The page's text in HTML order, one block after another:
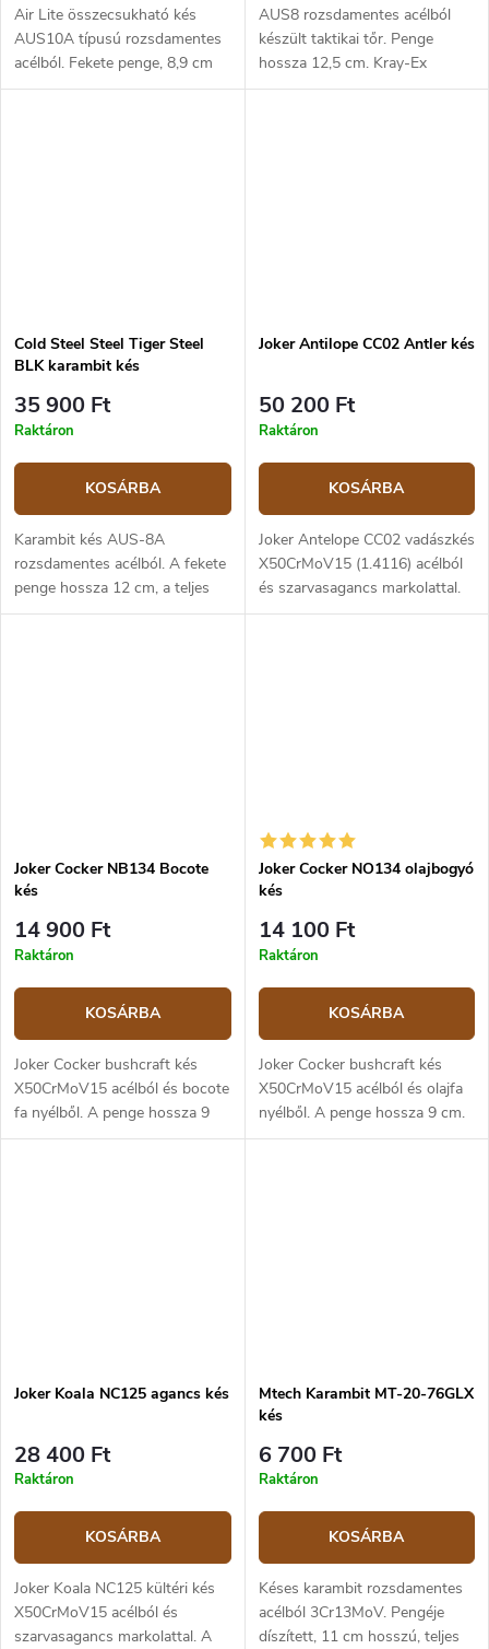
Air Lite összecsukható kés
AUS10A típusú rozsdamentes
acélból. Fekete penge, 8,9 cm
hosszú. Markolat G10, olíva
AUS8 rozsdamentes acélból
készült taktikai tőr. Penge
hossza 12,5 cm. Kray-Ex
markolat, Secure-Ex tok.
Cold Steel Steel Tiger Steel
BLK karambit kés
35 900 Ft
Raktáron
KOSÁRBA
Karambit kés AUS-8A
rozsdamentes acélból. A fekete
penge hossza 12 cm, a teljes
hossz 23 cm. A markolat fekete
Joker Antilope CC02 Antler kés
50 200 Ft
Raktáron
KOSÁRBA
Joker Antelope CC02 vadászkés
X50CrMoV15 (1.4116) acélból
és szarvasagancs markolattal.
A penge hossza 19,5 cm.
Joker Cocker NB134 Bocote
kés
14 900 Ft
Raktáron
KOSÁRBA
Joker Cocker bushcraft kés
X50CrMoV15 acélból és bocote
fa nyélből. A penge hossza 9
cm.
Joker Cocker NO134 olajbogyó
kés
14 100 Ft
Raktáron
KOSÁRBA
Joker Cocker bushcraft kés
X50CrMoV15 acélból és olajfa
nyélből. A penge hossza 9 cm.
Joker Koala NC125 agancs kés
28 400 Ft
Raktáron
KOSÁRBA
Joker Koala NC125 kültéri kés
X50CrMoV15 acélból és
szarvasagancs markolattal. A
Mtech Karambit MT-20-76GLX
kés
6 700 Ft
Raktáron
KOSÁRBA
Késes karambit rozsdamentes
acélból 3Cr13MoV. Pengéje
díszített, 11 cm hosszú, teljes